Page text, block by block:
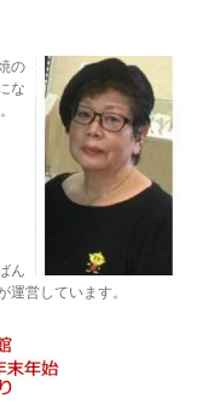
の
な
ん
営しています。